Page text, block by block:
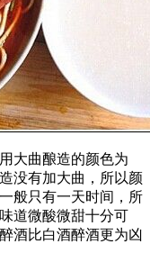
大曲酿造的颜色为
没有加大曲，所以颜
般只有一天时间，所
道微酸微甜十分可
酒比白酒醉酒更为凶